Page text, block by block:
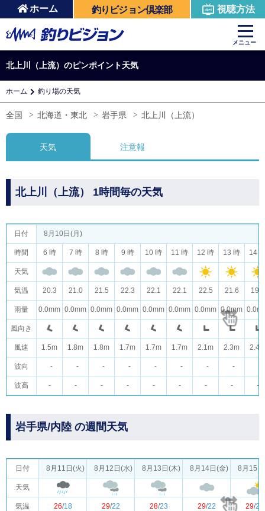
ホーム 釣りビジョン倶楽部 視聴方法
メニュー
北上川（上流）のピンポイント天気
ホーム 釣り場の天気
全国 北海道・東北 岩手県 北上川（上流）
天気 注意報
北上川（上流） 1時間毎の天気
日付
時間
天気
気温
雨量
風向き
風速
波向
波高
8月10日(月)
6 時 7 時 8 時 9 時 10 時 11 時 12 時 13 時 14
20.3 21.0 21.5 22.3 22.1 22.1 22.5 21.6 19.3
0.0mm 0.0mm 0.0mm 0.0mm 0.0mm 0.0mm 0.0mm 0.0mm
1.5m 1.8m 1.8m 1.7m 1.7m 1.7m 2.1m 2.3m 2.4m
- - - - - - - -
- - - - - - - - -
岩手県/内陸 の週間天気
日付
天気
気温
8月11日(火) 8月12日(水) 8月13日(木) 8月14日(金) 8月15
26/18 29/22 28/23 29/22 29/22